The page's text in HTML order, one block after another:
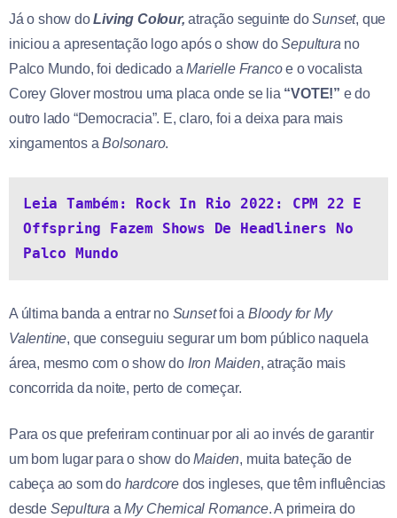
Já o show doLiving Colour, atração seguinte doSunset, que
iniciou a apresentação logo após o show doSepultura no
Palco Mundo, foi dedicado aMarielle Francoe o vocalista
Corey Glover mostrou uma placa onde se lia “VOTE!” e do
outro lado “Democracia”. E, claro, foi a deixa para mais
xingamentos aBolsonaro.
Leia Também: Rock In Rio 2022: CPM 22 E
Offspring Fazem Shows De Headliners No
Palco Mundo
A última banda a entrar no Sunsetfoi aBloody for My
Valentine, que conseguiu segurar um bom público naquela
área, mesmo com o show do Iron Maiden, atração mais
concorrida da noite, perto de começar.
Para os que preferiram continuar por ali ao invés de garantir
um bom lugar para o show doMaiden, muita bateção de
cabeça ao som do hardcore dos ingleses, que têm influências
desde Sepultura aMy Chemical Romance. A primeira do